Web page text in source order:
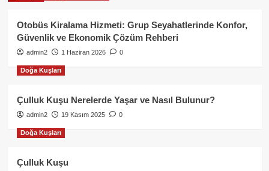
Otobüs Kiralama Hizmeti: Grup Seyahatlerinde Konfor,
Güvenlik ve Ekonomik Çözüm Rehberi
admin2 1 Haziran 2026 0
Doğa Kuşları
Çulluk Kuşu Nerelerde Yaşar ve Nasıl Bulunur?
admin2 19 Kasım 2025 0
Doğa Kuşları
Çulluk Kuşu